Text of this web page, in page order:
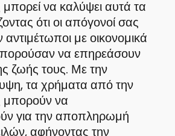
να καλύψει αυτά τα
ότι οι απόγονοί σας
με οικονομικά
να επηρεάσουν
ζωής τους. Με την
τα χρήματα από την
μπορούν να
για την αποπληρωμή
αφήνοντας την